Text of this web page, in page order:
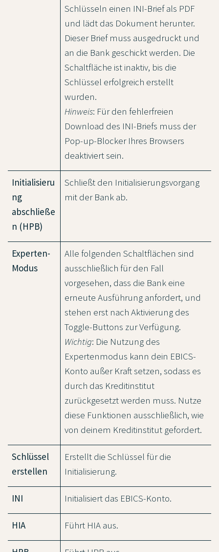
Schlüsseln einen INI-Brief als PDF
und lädt das Dokument herunter.
Dieser Brief muss ausgedruckt und
an die Bank geschickt werden. Die
Schaltfläche ist inaktiv, bis die
Schlüssel erfolgreich erstellt
wurden.
Hinweis: Für den fehlerfreien
Download des INI-Briefs muss der
Pop-up-Blocker Ihres Browsers
deaktiviert sein.
Initialisieru
ng
abschließe
n (HPB)
Schließt den Initialisierungsvorgang
mit der Bank ab.
Experten-
Modus
Alle folgenden Schaltflächen sind
ausschließlich für den Fall
vorgesehen, dass die Bank eine
erneute Ausführung anfordert, und
stehen erst nach Aktivierung des
Toggle-Buttons zur Verfügung.
Wichtig: Die Nutzung des
Expertenmodus kann dein EBICS-
Konto außer Kraft setzen, sodass es
durch das Kreditinstitut
zurückgesetzt werden muss. Nutze
diese Funktionen ausschließlich, wie
von deinem Kreditinstitut gefordert.
Schlüssel
erstellen
Erstellt die Schlüssel für die
Initialisierung.
INI Initialisiert das EBICS-Konto.
HIA Führt HIA aus.